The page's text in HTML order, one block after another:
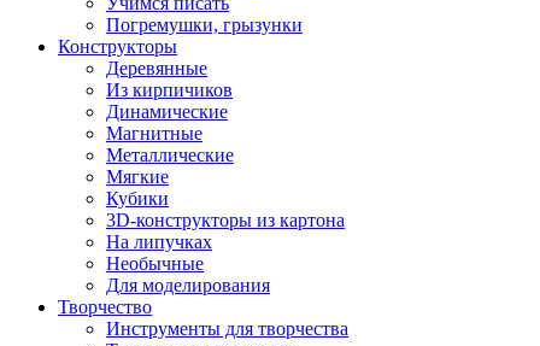
Погремушки, грызунки
Конструкторы
Деревянные
Из кирпичиков
Динамические
Магнитные
Металлические
Мягкие
Кубики
3D-конструкторы из картона
На липучках
Необычные
Для моделирования
Творчество
Инструменты для творчества